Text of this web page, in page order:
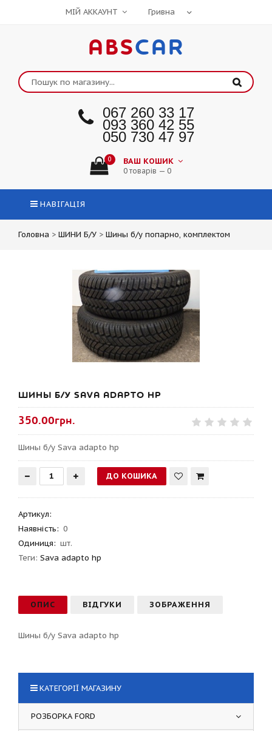
МІЙ АККАУНТ
ABSCAR
067 260 33 17
093 360 42 55
050 730 47 97
0 ВАШ КОШИК
0 товарів — 0
НАВІГАЦІЯ
Головна > ШИНИ Б/У > Шины б/у попарно, комплектом
ШИНЫ Б/У SAVA ADAPTO HP
350.00грн.
Шины б/у Sava adapto hp
Артикул:
Наявність: 0
Одиниця: шт.
Теги: Sava adapto hp
ОПИС ВІДГУКИ ЗОБРАЖЕННЯ
Шины б/у Sava adapto hp
КАТЕГОРІЇ МАГАЗИНУ
РОЗБОРКА FORD